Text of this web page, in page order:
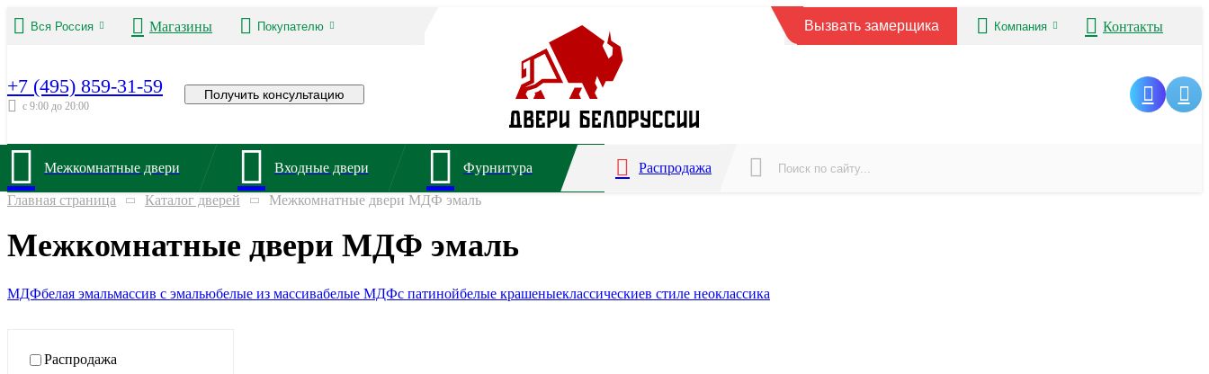
Вся Россия Магазины Покупателю Вызвать замерщика Компания Контакты
+7 (495) 859-31-59
с 9:00 до 20:00
Получить консультацию
Межкомнатные двери Входные двери Фурнитура Распродажа
Главная страница Каталог дверей Межкомнатные двери МДФ эмаль
Межкомнатные двери МДФ эмаль
МДФбелая эмальмассив с эмальюбелые из массивабелые МДФс патинойбелые крашеныеклассическиев стиле неоклассика
Распродажа